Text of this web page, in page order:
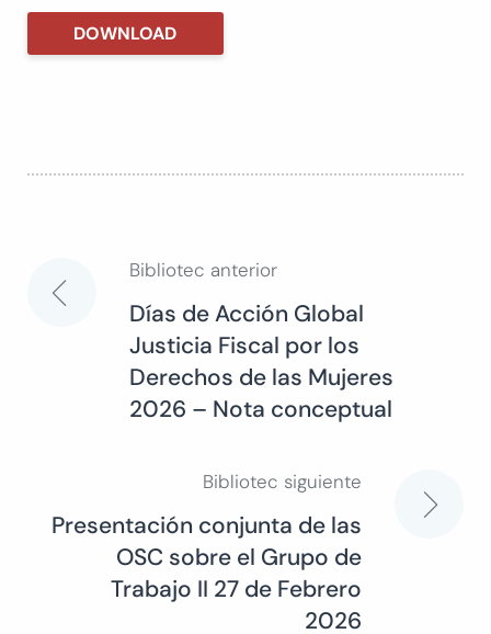
DOWNLOAD
Navegación
entradas
Bibliotec anterior
Días de Acción Global
Justicia Fiscal por los
Derechos de las Mujeres
2026 – Nota conceptual
Bibliotec siguiente
Presentación conjunta de las
OSC sobre el Grupo de
Trabajo II 27 de Febrero
2026